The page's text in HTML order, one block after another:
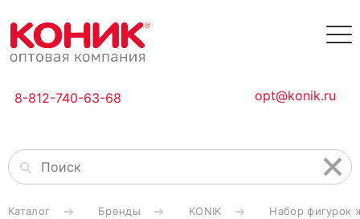
8-812-740-63-68 opt@konik.ru
Каталог Бренды KONIK Набор фигурок